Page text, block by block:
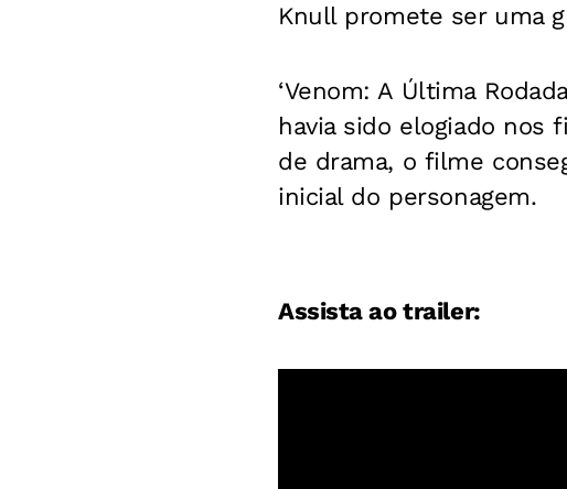
Knull promete ser uma
‘Venom: A Última
havia sido elogiado nos
de drama, o filme
inicial do personagem.
Assista ao trailer: